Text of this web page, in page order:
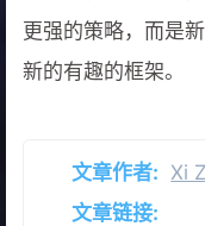
更强的策略，而是
新的有趣的框架。
文章作者: Xi
文章链接: